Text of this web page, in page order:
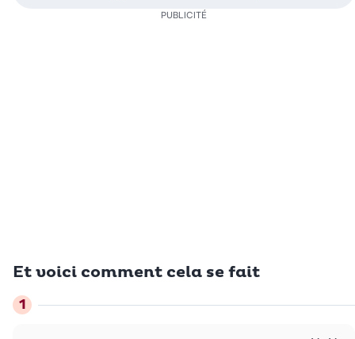
Et voici comment cela se fait
PUBLICITÉ